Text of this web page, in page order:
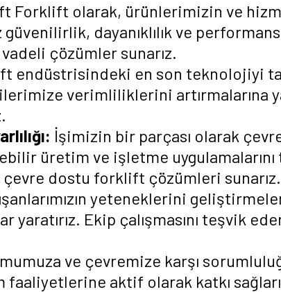
Forklift olarak, ürünlerimizin ve
dayanıklılık ve performans
çözümler sunarız.
endüstrisindeki en son teknolojiyi
verimliliklerini artırmalarına
İşimizin bir parçası olarak
üretim ve işletme
dostu forklift çözümleri sunarız.
yeteneklerini
yaratırız. Ekip çalışmasını teşvik
ve çevremize karşı
faaliyetlerine aktif olarak katkı